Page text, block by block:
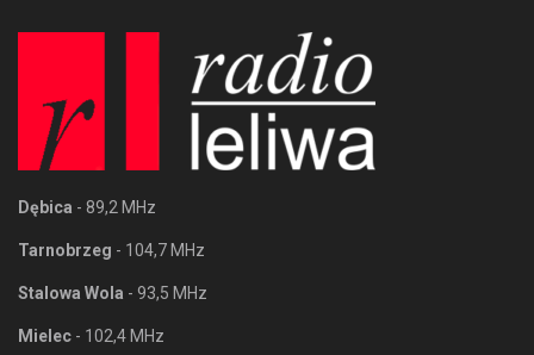
Dębica - 89,2 MHz
Tarnobrzeg - 104,7 MHz
Stalowa Wola - 93,5 MHz
Mielec - 102,4 MHz